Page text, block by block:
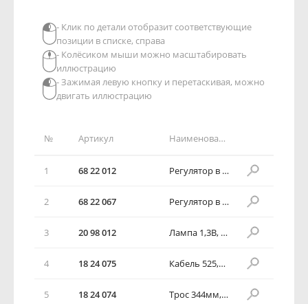
№ Артикул Наименование детали
1 68 22 012 Регулятор в сборе без кабелей, кондиционера воздуха
2 68 22 067 Регулятор в сборе, без кабелей, обогревателя и вентиляционного канала
3 20 98 012 Лампа 1,3В, освещение пульта управления
4 18 24 075 Кабель 525,5мм, режим стекло обогрева
5 18 24 074 Трос 344мм, воздухораспределительная заслонка, нижняя
- Клик по детали отобразит соответствующие
позиции в списке, справа
- Колёсиком мыши можно масштабировать
иллюстрацию
- Зажимая левую кнопку и перетаскивая, можно
двигать иллюстрацию